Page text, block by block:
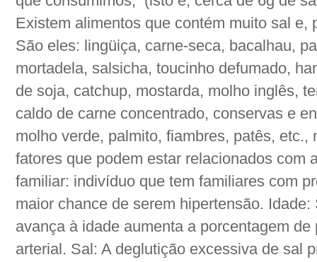
Existem alimentos que contém muito sal e,
São eles: lingüiça, carne-seca, bacalhau,
mortadela, salsicha, toucinho defumado,
de soja, catchup, mostarda, molho inglês,
caldo de carne concentrado, conservas e
molho verde, palmito, fiambres, patês, etc.,
fatores que podem estar relacionados com
familiar: indivíduo que tem familiares com
maior chance de serem hipertensão.
avança à idade aumenta a porcentagem
arterial. Sal: A deglutição excessiva de sal